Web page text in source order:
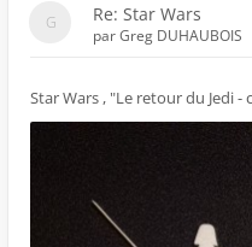
Re: Star Wars
parGreg DUHAUBOIS
Star Wars , "Le retour du Jedi -